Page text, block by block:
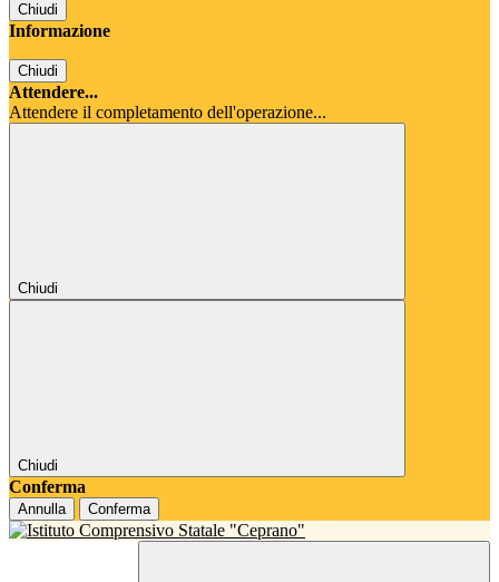
Chiudi
Informazione
Chiudi
Attendere...
Attendere il completamento dell'operazione...
Chiudi
Chiudi
Conferma
Annulla Conferma